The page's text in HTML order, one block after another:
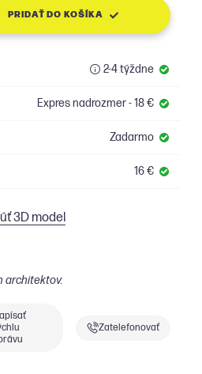
PRIDAŤ DO KOŠÍKA
2-4 týždne
Expres nadrozmer - 18 €
Zadarmo
16 €
3D model
architektov.
Zatelefonovať